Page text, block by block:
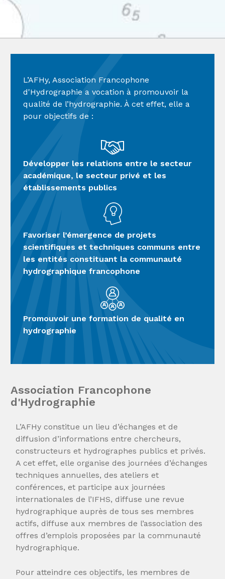
L’AFHy, Association Francophone
d'Hydrographie a vocation à promouvoir la
qualité de l’hydrographie. À cet effet, elle a
pour objectifs de :
Développer les relations entre le secteur
académique, le secteur privé et les
établissements publics
Favoriser l’émergence de projets
scientifiques et techniques communs entre
les entités constituant la communauté
hydrographique francophone
Promouvoir une formation de qualité en
hydrographie
Association Francophone
d'Hydrographie
L’AFHy constitue un lieu d’échanges et de
diffusion d’informations entre chercheurs,
constructeurs et hydrographes publics et privés.
A cet effet, elle organise des journées d’échanges
techniques annuelles, des ateliers et
conférences, et participe aux journées
internationales de l’IFHS, diffuse une revue
hydrographique auprès de tous ses membres
actifs, diffuse aux membres de l’association des
offres d’emplois proposées par la communauté
hydrographique.
Pour atteindre ces objectifs, les membres de